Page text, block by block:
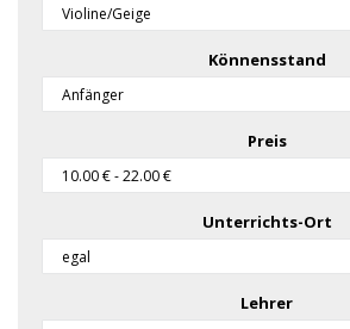
Könnensstand
Preis
Unterrichts-Ort
Lehrer